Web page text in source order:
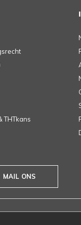
THTkans
MAIL ONS